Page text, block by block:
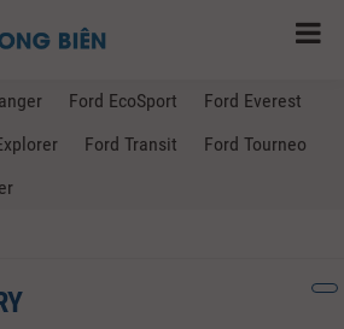
Ford EcoSport
Ford Everest
Ford Transit
Ford Tourneo